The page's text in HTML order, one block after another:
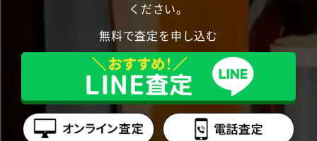
ください。
無料で査定を申し込む